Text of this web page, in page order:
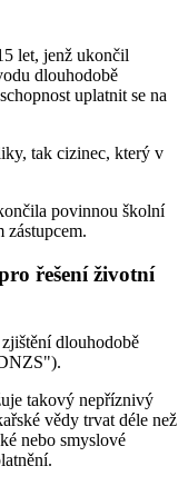
let, jenž ukončil
dlouhodobě
uplatnit se na
tak cizinec, který v
povinnou školní
zástupcem.
řešení životní
dlouhodobě
takový nepříznivý
vědy trvat déle než
nebo smyslové